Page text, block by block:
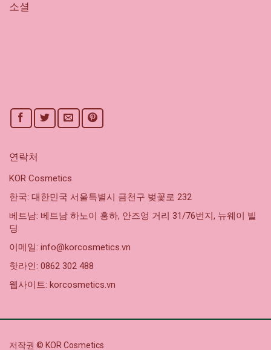
소셜
연락처
KOR Cosmetics
한국: 대한민국 서울특별시 금천구 벚꽃로 232
베트남: 베트남 하노이 홍하, 안즈엉 거리 31/76번지, 뉴웨이 빌
딩
이메일: info@korcosmetics.vn
핫라인: 0862 302 488
웹사이트: korcosmetics.vn
저작권 © KOR Cosmetics